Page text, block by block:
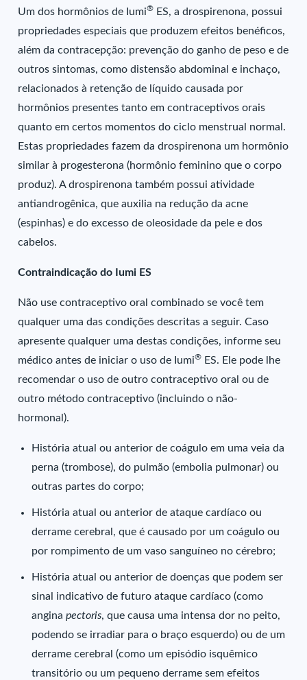
Um dos hormônios de Iumi® ES, a drospirenona, possui
propriedades especiais que produzem efeitos benéficos,
além da contracepção: prevenção do ganho de peso e de
outros sintomas, como distensão abdominal e inchaço,
relacionados à retenção de líquido causada por
hormônios presentes tanto em contraceptivos orais
quanto em certos momentos do ciclo menstrual normal.
Estas propriedades fazem da drospirenona um hormônio
similar à progesterona (hormônio feminino que o corpo
produz). A drospirenona também possui atividade
antiandrogênica, que auxilia na redução da acne
(espinhas) e do excesso de oleosidade da pele e dos
cabelos.
Contraindicação do Iumi ES
Não use contraceptivo oral combinado se você tem
qualquer uma das condições descritas a seguir. Caso
apresente qualquer uma destas condições, informe seu
médico antes de iniciar o uso de Iumi® ES. Ele pode lhe
recomendar o uso de outro contraceptivo oral ou de
outro método contraceptivo (incluindo o não-
hormonal).
História atual ou anterior de coágulo em uma veia da
perna (trombose), do pulmão (embolia pulmonar) ou
outras partes do corpo;
História atual ou anterior de ataque cardíaco ou
derrame cerebral, que é causado por um coágulo ou
por rompimento de um vaso sanguíneo no cérebro;
História atual ou anterior de doenças que podem ser
sinal indicativo de futuro ataque cardíaco (como
anginapectoris, que causa uma intensa dor no peito,
podendo se irradiar para o braço esquerdo) ou de um
derrame cerebral (como um episódio isquêmico
transitório ou um pequeno derrame sem efeitos